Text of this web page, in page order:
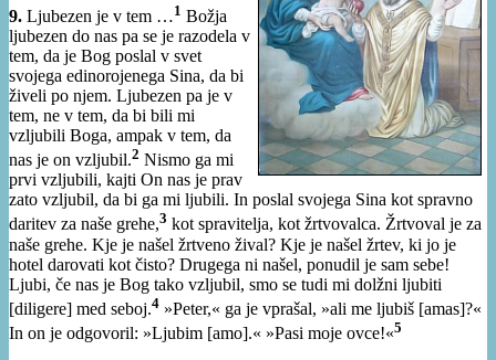
9. Ljubezen je v tem …1 Božja
ljubezen do nas pa se je razodela v
tem, da je Bog poslal v svet
svojega edinorojenega Sina, da bi
živeli po njem. Ljubezen pa je v
tem, ne v tem, da bi bili mi
vzljubili Boga, ampak v tem, da
nas je on vzljubil.2 Nismo ga mi
prvi vzljubili, kajti On nas je prav
zato vzljubil, da bi ga mi ljubili. In poslal svojega Sina kot spravno
daritev za naše grehe,3 kot spravitelja, kot žrtvovalca. Žrtvoval je za
naše grehe. Kje je našel žrtveno žival? Kje je našel žrtev, ki jo je
hotel darovati kot čisto? Drugega ni našel, ponudil je sam sebe!
Ljubi, če nas je Bog tako vzljubil, smo se tudi mi dolžni ljubiti
[diligere] med seboj.4 »Peter,« ga je vprašal, »ali me ljubiš [amas]?«
In on je odgovoril: »Ljubim [amo].« »Pasi moje ovce!«5